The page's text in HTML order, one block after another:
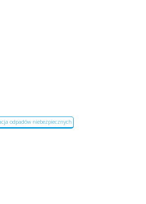
odpadów niebezpiecznych